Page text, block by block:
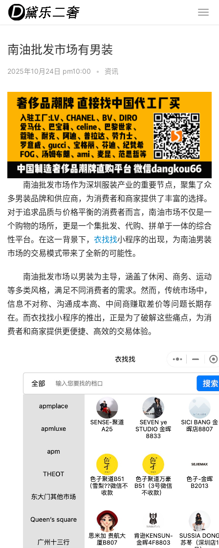
南油批发市场有男装
2025年10月24日 pm10:00 • 资讯
南油批发市场作为深圳服装产业的重要节点，聚集了众
多男装品牌和供应商，为消费者和商家提供了丰富的选择。
对于追求品质与价格平衡的消费者而言，南油市场不仅是一
个购物的场所，更是一个集批发、代购、拼单于一体的综合
性平台。在这一背景下， 衣找找小程序的出现，为南油男装
市场的交易模式带来了全新的可能性。
南油批发市场以男装为主导，涵盖了休闲、商务、运动
等多类风格，满足不同消费者的需求。然而，传统市场中，
信息不对称、沟通成本高、中间商赚取差价等问题长期存
在。而衣找找小程序的推出，正是为了破解这些痛点，为消
费者和商家提供更便捷、高效的交易体验。